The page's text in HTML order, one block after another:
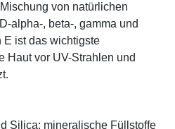
von natürlichen
alpha-, beta-, gamma und
E ist das wichtigste
Haut vor UV-Strahlen und
Silica; mineralische Füllstoffe